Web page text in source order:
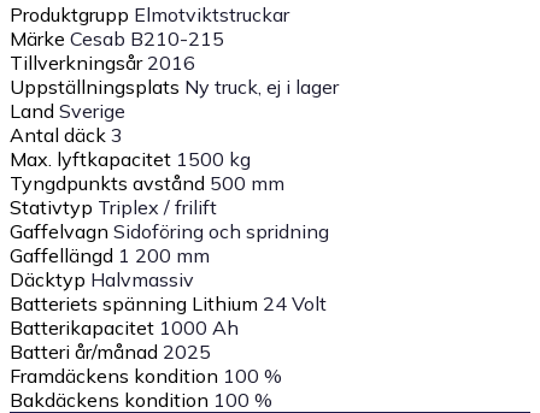
Produktgrupp Elmotviktstruckar
Märke Cesab B210-215
Tillverkningsår 2016
Uppställningsplats Ny truck, ej i lager
Land Sverige
Antal däck 3
Max. lyftkapacitet 1500 kg
Tyngdpunkts avstånd 500 mm
Stativtyp Triplex / frilift
Gaffelvagn Sidoföring och spridning
Gaffellängd 1 200 mm
Däcktyp Halvmassiv
Batteriets spänning Lithium 24 Volt
Batterikapacitet 1000 Ah
Batteri år/månad 2025
Framdäckens kondition 100 %
Bakdäckens kondition 100 %